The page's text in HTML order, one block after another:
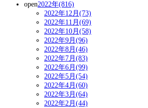
open2022年(816)
2022年12月(73)
2022年11月(69)
2022年10月(58)
2022年9月(96)
2022年8月(46)
2022年7月(83)
2022年6月(99)
2022年5月(54)
2022年4月(60)
2022年3月(64)
2022年2月(44)